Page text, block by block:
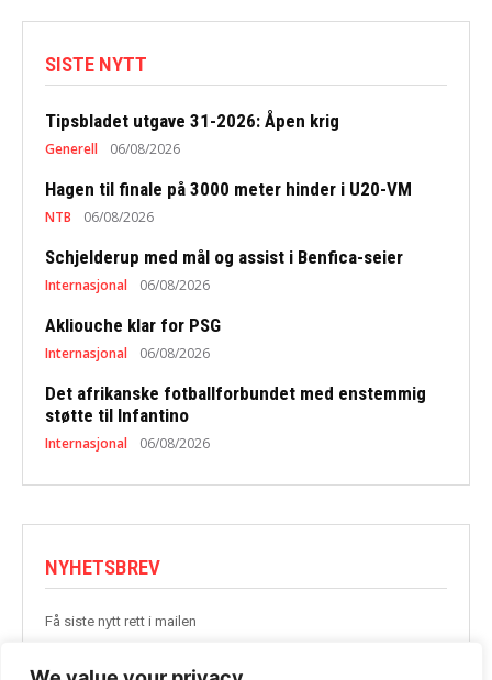
SISTE NYTT
Tipsbladet utgave 31-2026: Åpen krig
Generell 06/08/2026
Hagen til finale på 3000 meter hinder i U20-VM
NTB 06/08/2026
Schjelderup med mål og assist i Benfica-seier
Internasjonal 06/08/2026
Akliouche klar for PSG
Internasjonal 06/08/2026
Det afrikanske fotballforbundet med enstemmig
støtte til Infantino
Internasjonal 06/08/2026
NYHETSBREV
Få siste nytt rett i mailen